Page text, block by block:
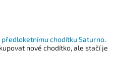
předloketnímu chodítku Saturno.
nové chodítko, ale stačí je